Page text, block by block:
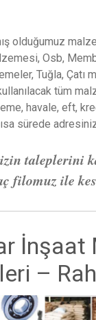
olduğumuz
Osb,
Tuğla, Çatı
tüm
havale, eft,
sürede
taleplerini
filomuz ile
İnşaat
–